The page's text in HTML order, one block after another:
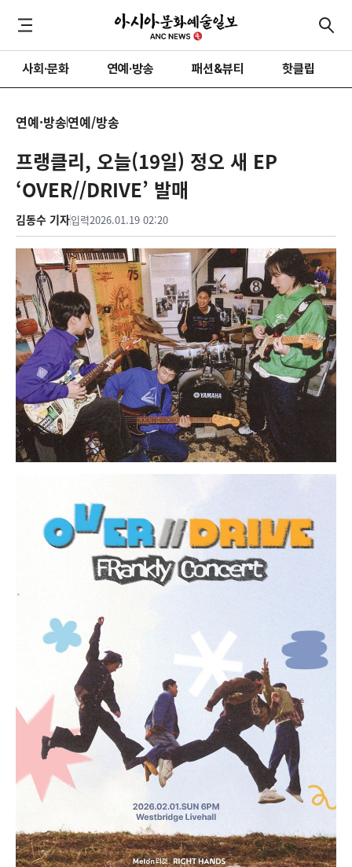
사회·문화 연예·방송 패션&뷰티 핫클립
연예·방송연예/방송
프랭클리, 오늘(19일) 정오 새 EP
‘OVER//DRIVE’ 발매
김동수 기자입력2026.01.19 02:20